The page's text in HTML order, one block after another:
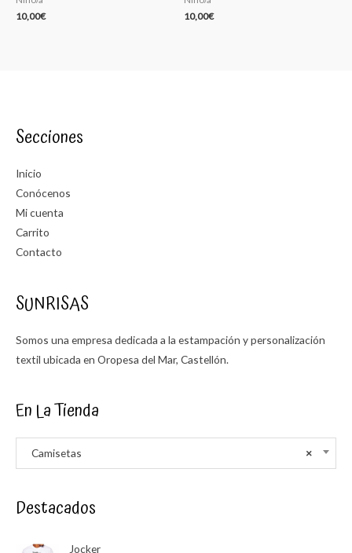
10,00€ 10,00€
Secciones
Inicio
Conócenos
Mi cuenta
Carrito
Contacto
SUNRISAS
Somos una empresa dedicada a la estampación y personalización
textil ubicada en Oropesa del Mar, Castellón.
En La Tienda
×
Camisetas
Destacados
Jocker